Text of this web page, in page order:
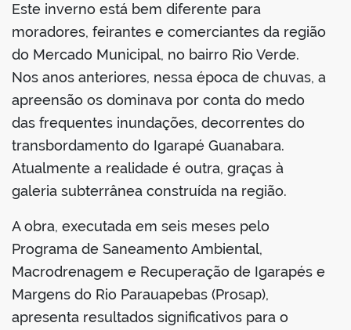
Este inverno está bem diferente para
moradores, feirantes e comerciantes da região
do Mercado Municipal, no bairro Rio Verde.
Nos anos anteriores, nessa época de chuvas, a
apreensão os dominava por conta do medo
das frequentes inundações, decorrentes do
transbordamento do Igarapé Guanabara.
Atualmente a realidade é outra, graças à
galeria subterrânea construída na região.
A obra, executada em seis meses pelo
Programa de Saneamento Ambiental,
Macrodrenagem e Recuperação de Igarapés e
Margens do Rio Parauapebas (Prosap),
apresenta resultados significativos para o